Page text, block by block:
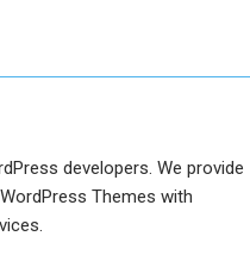
developers. We provide
Themes with